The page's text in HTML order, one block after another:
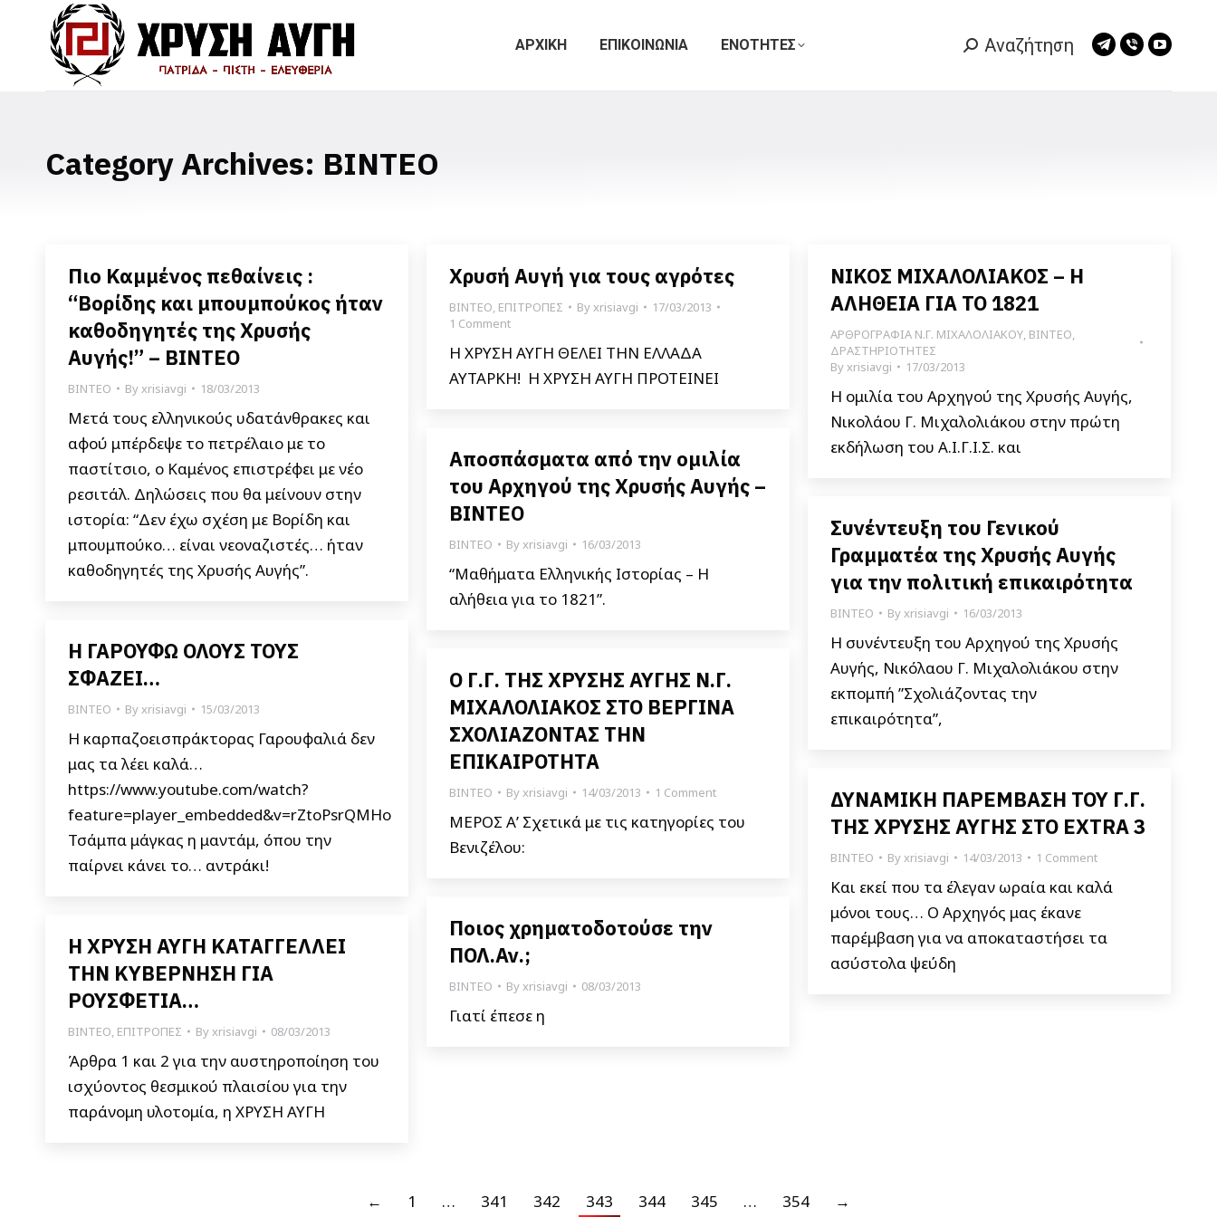
ΑΡΧΙΚΗ ΕΠΙΚΟΙΝΩΝΙΑ ΕΝΟΤΗΤΕΣ Search:
Αναζήτηση
Telegram
Viber
Category Archives: ΒΙΝΤΕΟ
Πιο Καμμένος πεθαίνεις :
“Βορίδης και μπουμπούκος ήταν
καθοδηγητές της Χρυσής
Αυγής!” – ΒΙΝΤΕΟ
ΒΙΝΤΕΟ Byxrisiavgi 18/03/2013
Μετά τους ελληνικούς υδατάνθρακες και
αφού μπέρδεψε το πετρέλαιο με το
παστίτσιο, ο Καμένος επιστρέφει με νέο
ρεσιτάλ. Δηλώσεις που θα μείνουν στην
ιστορία: “Δεν έχω σχέση με Βορίδη και
μπουμπούκο… είναι νεοναζιστές… ήταν
καθοδηγητές της Χρυσής Αυγής”.
Χρυσή Αυγή για τους αγρότες
ΒΙΝΤΕΟ, ΕΠΙΤΡΟΠΕΣ Byxrisiavgi
17/03/2013
1 Comment
Η ΧΡΥΣΗ ΑΥΓΗ ΘΕΛΕΙ ΤΗΝ ΕΛΛΑΔΑ
ΑΥΤΑΡΚΗ! Η ΧΡΥΣΗ ΑΥΓΗ ΠΡΟΤΕΙΝΕΙ
ΝΙΚΟΣ ΜΙΧΑΛΟΛΙΑΚΟΣ – Η
ΑΛΗΘΕΙΑ ΓΙΑ ΤΟ 1821
ΑΡΘΡΟΓΡΑΦΙΑ Ν.Γ. ΜΙΧΑΛΟΛΙΑΚΟΥ, ΒΙΝΤΕΟ,
ΔΡΑΣΤΗΡΙΟΤΗΤΕΣ
Byxrisiavgi 17/03/2013
Η ομιλία του Αρχηγού της Χρυσής Αυγής,
Νικολάου Γ. Μιχαλολιάκου στην πρώτη
εκδήλωση του Α.Ι.Γ.Ι.Σ. και
Αποσπάσματα από την ομιλία
του Αρχηγού της Χρυσής Αυγής –
ΒΙΝΤΕΟ
ΒΙΝΤΕΟ Byxrisiavgi 16/03/2013
“Μαθήματα Ελληνικής Ιστορίας – Η
αλήθεια για το 1821”.
Συνέντευξη του Γενικού
Γραμματέα της Χρυσής Αυγής
για την πολιτική επικαιρότητα
ΒΙΝΤΕΟ Byxrisiavgi 16/03/2013
Η συνέντευξη του Αρχηγού της Χρυσής
Αυγής, Νικόλαου Γ. Μιχαλολιάκου στην
εκπομπή ”Σχολιάζοντας την
επικαιρότητα”,
Η ΓΑΡΟΥΦΩ ΟΛΟΥΣ ΤΟΥΣ
ΣΦΑΖΕΙ…
ΒΙΝΤΕΟ Byxrisiavgi 15/03/2013
Η καρπαζοεισπράκτορας Γαρουφαλιά δεν
μας τα λέει καλά…
https://www.youtube.com/watch?
feature=player_embedded&v=rZtoPsrQMHo
Τσάμπα μάγκας η μαντάμ, όπου την
παίρνει κάνει το… αντράκι!
Ο Γ.Γ. ΤΗΣ ΧΡΥΣΗΣ ΑΥΓΗΣ Ν.Γ.
ΜΙΧΑΛΟΛΙΑΚΟΣ ΣΤΟ ΒΕΡΓΙΝΑ
ΣΧΟΛΙΑΖΟΝΤΑΣ ΤΗΝ
ΕΠΙΚΑΙΡΟΤΗΤΑ
ΒΙΝΤΕΟ Byxrisiavgi 14/03/2013 1 Comment
ΜΕΡΟΣ Α’ Σχετικά με τις κατηγορίες του
Βενιζέλου:
ΔΥΝΑΜΙΚΗ ΠΑΡΕΜΒΑΣΗ ΤΟΥ Γ.Γ.
ΤΗΣ ΧΡΥΣΗΣ ΑΥΓΗΣ ΣΤΟ EXTRA 3
ΒΙΝΤΕΟ Byxrisiavgi 14/03/2013 1 Comment
Και εκεί που τα έλεγαν ωραία και καλά
μόνοι τους… Ο Αρχηγός μας έκανε
παρέμβαση για να αποκαταστήσει τα
ασύστολα ψεύδη
Ποιος χρηματοδοτούσε την
ΠΟΛ.Αν.;
ΒΙΝΤΕΟ Byxrisiavgi 08/03/2013
Γιατί έπεσε η
Η ΧΡΥΣΗ ΑΥΓΗ ΚΑΤΑΓΓΕΛΛΕΙ
ΤΗΝ ΚΥΒΕΡΝΗΣΗ ΓΙΑ
ΡΟΥΣΦΕΤΙΑ…
ΒΙΝΤΕΟ, ΕΠΙΤΡΟΠΕΣ Byxrisiavgi 08/03/2013
Άρθρα 1 και 2 για την αυστηροποίηση του
ισχύοντος θεσμικού πλαισίου για την
παράνομη υλοτομία, η ΧΡΥΣΗ ΑΥΓΗ
← 1 … 341 342 343 344 345 … 354 →